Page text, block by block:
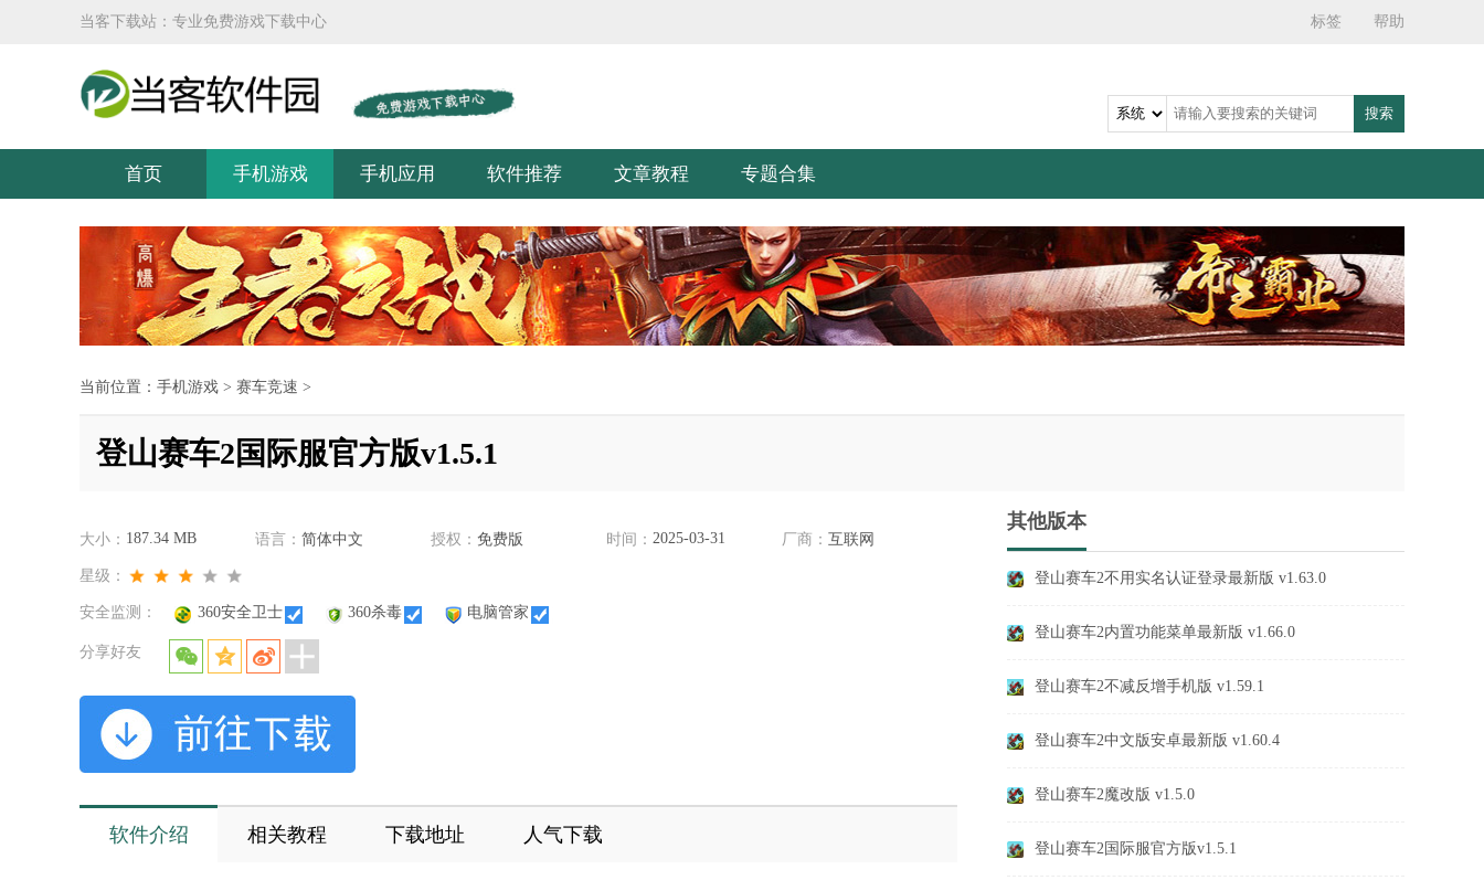
当客下载站：专业免费游戏下载中心 标签 帮助
搜索
首页 手机游戏 手机应用 软件推荐 文章教程 专题合集
当前位置： 手机游戏 > 赛车竞速 >
登山赛车2国际服官方版v1.5.1
大小： 187.34 MB 语言： 简体中文 授权： 免费版 时间： 2025-03-31 厂商： 互联网
星级：
安全监测： 360安全卫士 360杀毒 电脑管家
分享好友
软件介绍 相关教程 下载地址 人气下载
其他版本
登山赛车2不用实名认证登录最新版 v1.63.0
登山赛车2内置功能菜单最新版 v1.66.0
登山赛车2不减反增手机版 v1.59.1
登山赛车2中文版安卓最新版 v1.60.4
登山赛车2魔改版 v1.5.0
登山赛车2国际服官方版v1.5.1